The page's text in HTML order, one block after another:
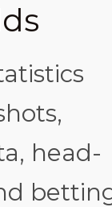
head-